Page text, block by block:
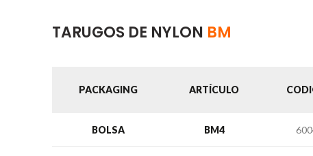
TARUGOS DE NYLON BM
PACKAGING ARTÍCULO
BOLSA BM4